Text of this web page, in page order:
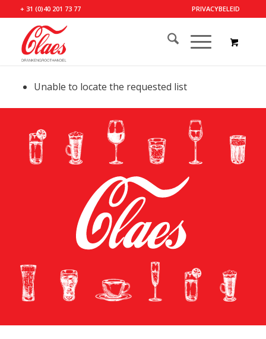
PRIVACYBELEID
+ 31 (0)40 201 73 77
Unable to locate the requested list